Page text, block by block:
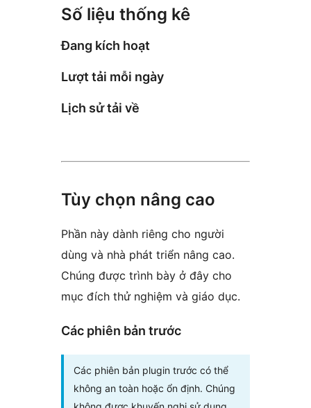
Số liệu thống kê
Đang kích hoạt
Lượt tải mỗi ngày
Lịch sử tải về
Tùy chọn nâng cao
Phần này dành riêng cho người
dùng và nhà phát triển nâng cao.
Chúng được trình bày ở đây cho
mục đích thử nghiệm và giáo dục.
Các phiên bản trước
Các phiên bản plugin trước có thể
không an toàn hoặc ổn định. Chúng